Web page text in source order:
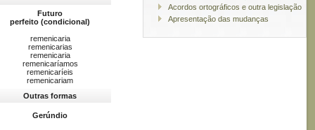
Futuro
perfeito (condicional)
remenicaria
remenicarias
remenicaria
remenicaríamos
remenicaríeis
remenicariam
Outras formas
Gerúndio
Acordos ortográficos e outra legislação
Apresentação das mudanças